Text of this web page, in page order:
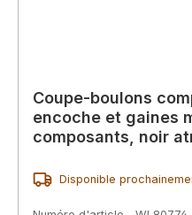
Coupe-boulons
encoche et gaines
composants, noir
Disponible